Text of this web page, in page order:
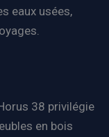
eaux usées,
38 privilégie
en bois